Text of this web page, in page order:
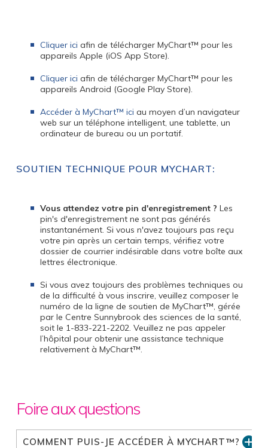
Cliquer ici afin de télécharger MyChart™ pour les
appareils Apple (iOS App Store).
Cliquer ici afin de télécharger MyChart™ pour les
appareils Android (Google Play Store).
Accéder à MyChart™ ici au moyen d’un navigateur
web sur un téléphone intelligent, une tablette, un
ordinateur de bureau ou un portatif.
SOUTIEN TECHNIQUE POUR MYCHART:
Vous attendez votre pin d'enregistrement ? Les
pin's d'enregistrement ne sont pas générés
instantanément. Si vous n'avez toujours pas reçu
votre pin après un certain temps, vérifiez votre
dossier de courrier indésirable dans votre boîte aux
lettres électronique.
Si vous avez toujours des problèmes techniques ou
de la difficulté à vous inscrire, veuillez composer le
numéro de la ligne de soutien de MyChart™, gérée
par le Centre Sunnybrook des sciences de la santé,
soit le 1-833-221-2202. Veuillez ne pas appeler
l’hôpital pour obtenir une assistance technique
relativement à MyChart™.
Foire aux questions
COMMENT PUIS-JE ACCÉDER À MYCHART™?